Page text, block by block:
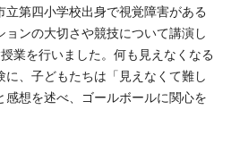
第四小学校出身で視覚障害がある
ョンの大切さや競技について講演し
業を行いました。何も見えなくなる
に、子どもたちは「見えなくて難し
感想を述べ、ゴールボールに関心を